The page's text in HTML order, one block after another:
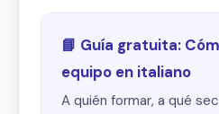
📘 Guía gratuita:
equipo en italiano
A quién formar, a qué